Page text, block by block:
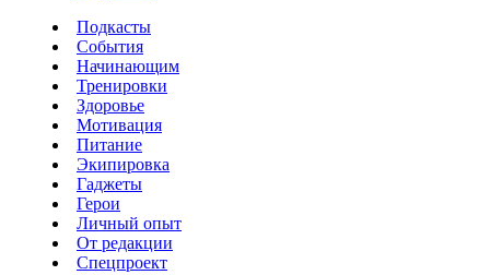
Подкасты
События
Начинающим
Тренировки
Здоровье
Мотивация
Питание
Экипировка
Гаджеты
Герои
Личный опыт
От редакции
Спецпроект